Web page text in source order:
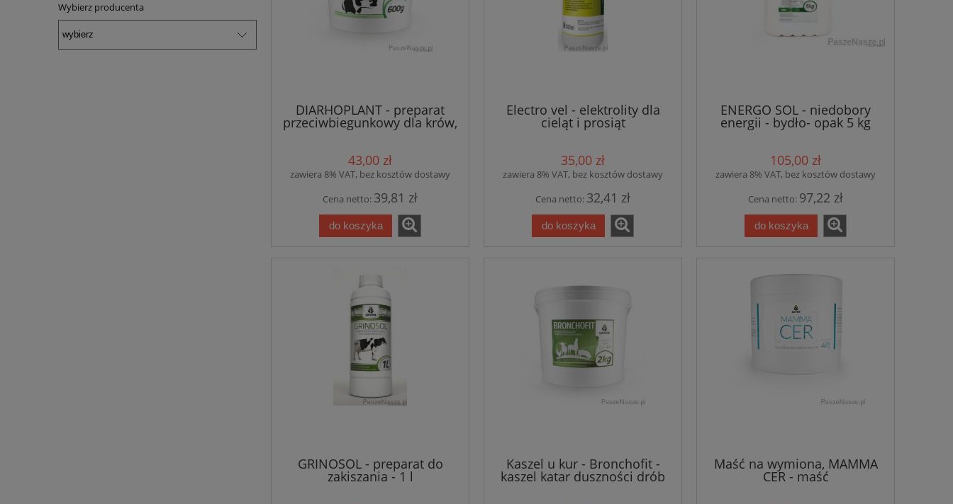
Wybierz producenta
DIARHOPLANT - preparat
przeciwbiegunkowy dla krów,
opasów - wiadro 600g
43,00 zł
zawiera 8% VAT, bez kosztów dostawy
Cena netto: 39,81 zł
do koszyka
Electro vel - elektrolity dla
cieląt i prosiąt
35,00 zł
zawiera 8% VAT, bez kosztów dostawy
Cena netto: 32,41 zł
do koszyka
ENERGO SOL - niedobory
energii - bydło- opak 5 kg
105,00 zł
zawiera 8% VAT, bez kosztów dostawy
Cena netto: 97,22 zł
do koszyka
GRINOSOL - preparat do
zakiszania - 1 l
Kaszel u kur - Bronchofit -
kaszel katar duszności drób
Maść na wymiona, MAMMA
CER - maść